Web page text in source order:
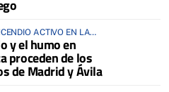
ACTIVO EN LA
y el humo en
proceden de los
de Madrid y Ávila